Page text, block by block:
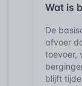
Wat is
De
afvoer
toevoer,
blijft